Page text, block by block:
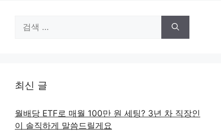
색:
최신 글
월배당 ETF로 매월 100만 원 세팅? 3년 차 직장인
이 솔직하게 말씀드릴게요